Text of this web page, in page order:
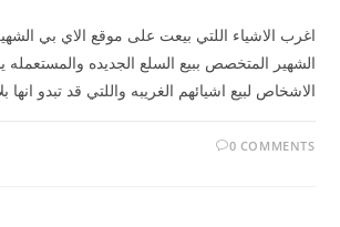
اغرب الاشياء اللتي بيعت على موقع الاي بي
الشهير المتخصص ببيع السلع الجديده
الاشخاص لبيع اشيائهم الغريبه واللتي قد تبدو انها
0 COMMENTS